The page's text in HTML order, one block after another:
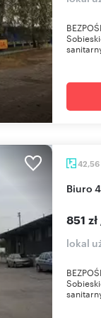
42,56
Biuro
851 zł
lokal